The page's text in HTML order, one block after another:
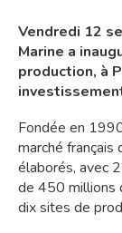
Vendredi 12
Marine a
production, à
Fondée en
marché
élaborés, avec
de 450 millions
dix sites de